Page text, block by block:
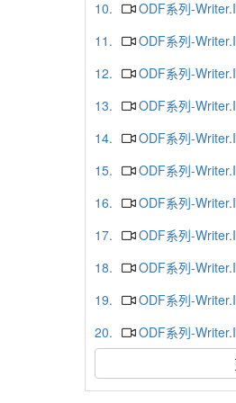
10.
ODF系列-
11.
ODF系列-
12.
ODF系列-
13.
ODF系列-
14.
ODF系列-
15.
ODF系列-
16.
ODF系列-
17.
ODF系列-
18.
ODF系列-
19.
ODF系列-
20.
ODF系列-